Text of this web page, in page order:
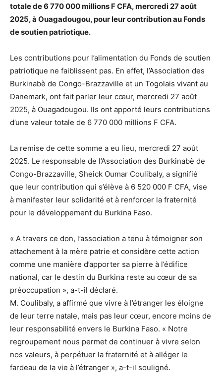
totale de 6 770 000 millions F CFA, mercredi 27 août
2025, à Ouagadougou, pour leur contribution au Fonds
de soutien patriotique.
Les contributions pour l’alimentation du Fonds de soutien
patriotique ne faiblissent pas. En effet, l’Association des
Burkinabè de Congo-Brazzaville et un Togolais vivant au
Danemark, ont fait parler leur cœur, mercredi 27 août
2025, à Ouagadougou. Ils ont apporté leurs contributions
d’une valeur totale de 6 770 000 millions F CFA.
La remise de cette somme a eu lieu, mercredi 27 août
2025. Le responsable de l’Association des Burkinabè de
Congo-Brazzaville, Sheick Oumar Coulibaly, a signifié
que leur contribution qui s’élève à 6 520 000 F CFA, vise
à manifester leur solidarité et à renforcer la fraternité
pour le développement du Burkina Faso.
« A travers ce don, l’association a tenu à témoigner son
attachement à la mère patrie et considère cette action
comme une manière d’apporter sa pierre à l’édifice
national, car le destin du Burkina reste au cœur de sa
préoccupation », a-t-il déclaré.
M. Coulibaly, a affirmé que vivre à l’étranger les éloigne
de leur terre natale, mais pas leur cœur, encore moins de
leur responsabilité envers le Burkina Faso. « Notre
regroupement nous permet de continuer à vivre selon
nos valeurs, à perpétuer la fraternité et à alléger le
fardeau de la vie à l’étranger », a-t-il souligné.